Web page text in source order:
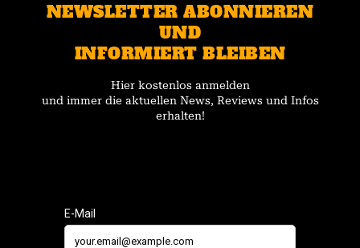
NEWSLETTER ABONNIEREN
UND
INFORMIERT BLEIBEN
Hier kostenlos anmelden
und immer die aktuellen News, Reviews und Infos
erhalten!